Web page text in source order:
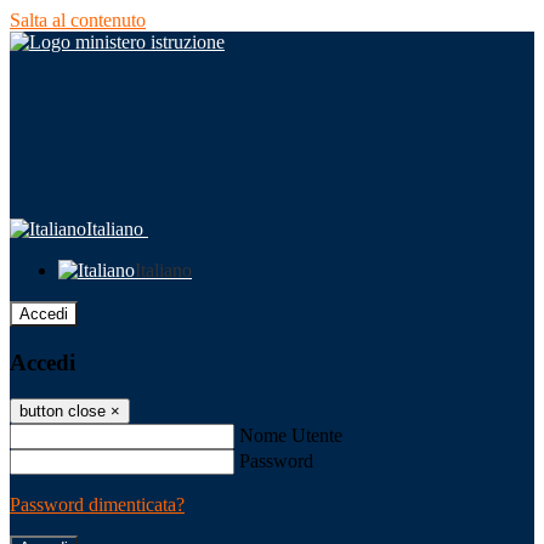
Salta al contenuto
Italiano
Italiano
Accedi
Accedi
button close ×
Nome Utente
Password
Password dimenticata?